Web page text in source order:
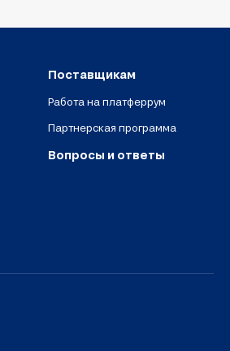
Поставщикам
Работа на платферрум
Партнерская программа
Вопросы и ответы